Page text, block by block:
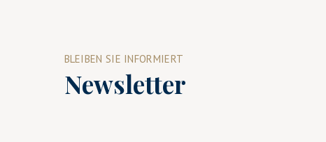
BLEIBEN SIE INFORMIERT
Newsletter